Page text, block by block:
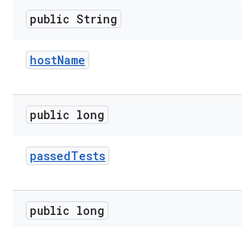
public String
hostName
public long
passedTests
public long